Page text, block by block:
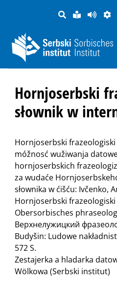
PYTANJE
LOCHKA
RĚČ
Hornjoserbski
słownik w
Hornjoserbski
móžnosć wužiwanja
hornjoserbskich
za wudaće
słownika w ćišću: Ivčenko,
Hornjoserbski frazeologiski
Obersorbisches
Верхнелужицкий
Budyšin: Ludowe
572 S.
Zestajerka a hladarka
Wölkowa (Serbski institut)